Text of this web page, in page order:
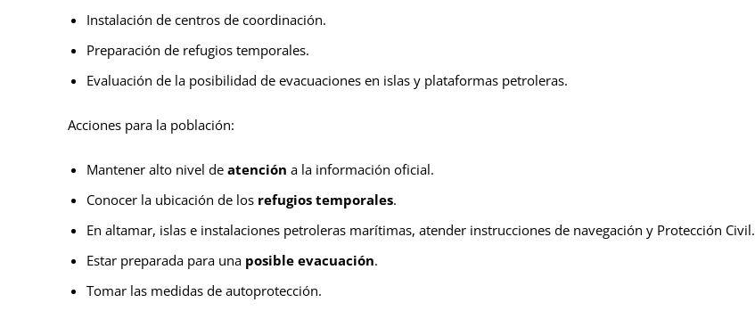
Instalación de centros de coordinación.
Preparación de refugios temporales.
Evaluación de la posibilidad de evacuaciones en islas y plataformas petroleras.
Acciones para la población:
Mantener alto nivel de atención a la información oficial.
Conocer la ubicación de los refugios temporales.
En altamar, islas e instalaciones petroleras marítimas, atender instrucciones de navegación y Protección Civil.
Estar preparada para una posible evacuación.
Tomar las medidas de autoprotección.